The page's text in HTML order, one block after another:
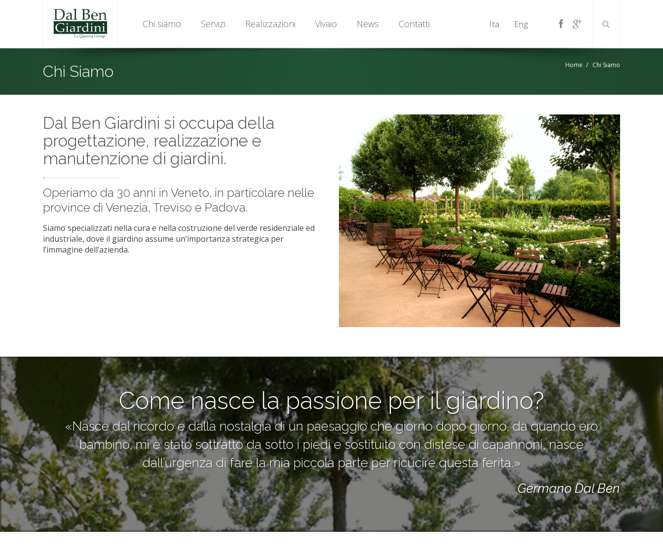
Chi siamo Servizi Realizzazioni Vivaio News Contatti Ita Eng
Chi Siamo Home Chi Siamo
Dal Ben Giardini si occupa della
progettazione, realizzazione e
manutenzione di giardini.
Operiamo da 30 anni in Veneto, in particolare nelle
province di Venezia, Treviso e Padova.
Siamo specializzati nella cura e nella costruzione del verde residenziale ed
industriale, dove il giardino assume un’importanza strategica per
l’immagine dell’azienda.
Come nasce la passione per il giardino?
«Nasce dal ricordo e dalla nostalgia di un paesaggio che giorno dopo giorno, da quando ero
bambino, mi è stato sottratto da sotto i piedi e sostituito con distese di capannoni, nasce
dall’urgenza di fare la mia piccola parte per ricucire questa ferita.»
Germano Dal Ben